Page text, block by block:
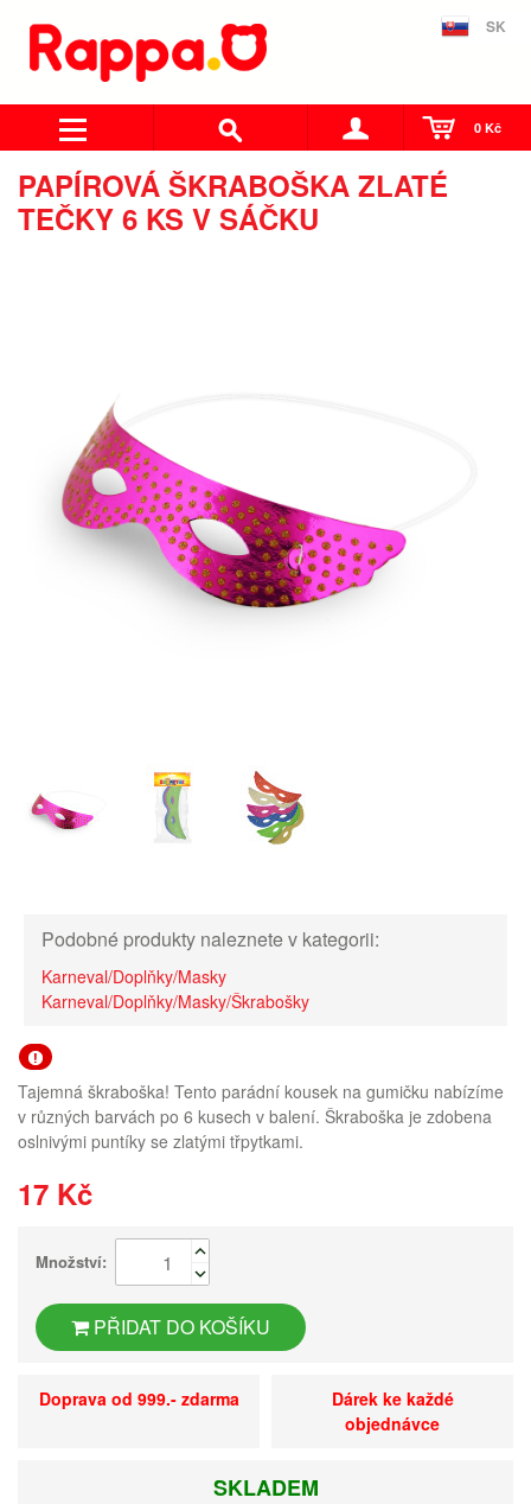
SK
0 Kč
PAPÍROVÁ ŠKRABOŠKA ZLATÉ
TEČKY 6 KS V SÁČKU
Podobné produkty naleznete v kategorii:
Karneval/Doplňky/Masky
Karneval/Doplňky/Masky/Škrabošky
Tajemná škraboška! Tento parádní kousek na gumičku nabízíme
v různých barvách po 6 kusech v balení. Škraboška je zdobena
oslnivými puntíky se zlatými třpytkami.
17 Kč
Množství:
PŘIDAT DO KOŠÍKU
Doprava od 999.- zdarma
Dárek ke každé
objednávce
SKLADEM